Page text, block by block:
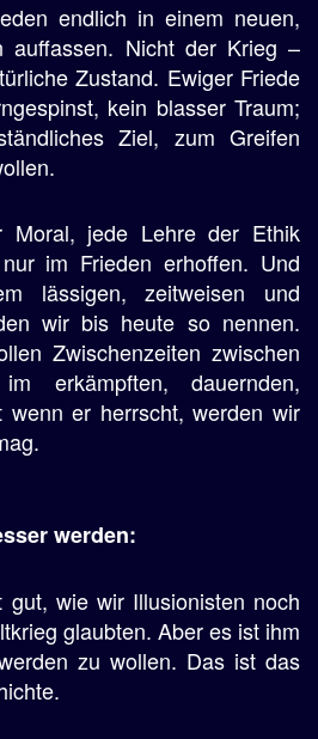
endlich in einem neuen,
auffassen. Nicht der Krieg –
Zustand. Ewiger Friede
kein blasser Traum;
Ziel, zum Greifen
Moral, jede Lehre der Ethik
im Frieden erhoffen. Und
lässigen, zeitweisen und
wir bis heute so nennen.
Zwischenzeiten zwischen
erkämpften, dauernden,
wenn er herrscht, werden wir
werden:
wie wir Illusionisten noch
glaubten. Aber es ist ihm
zu wollen. Das ist das